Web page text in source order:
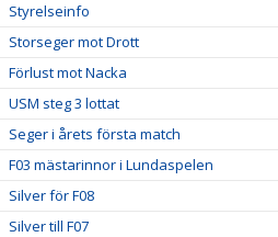
Styrelseinfo
Storseger mot Drott
Förlust mot Nacka
USM steg 3 lottat
Seger i årets första match
F03 mästarinnor i Lundaspelen
Silver för F08
Silver till F07